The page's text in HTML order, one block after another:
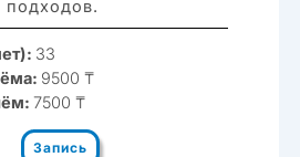
подходов.
33
9500 ₸
7500 ₸
Запись